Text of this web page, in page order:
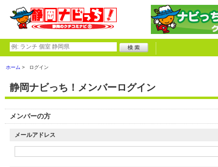
ホーム ログイン
静岡ナビっち！メンバーログイン
メンバーの方
メールアドレス